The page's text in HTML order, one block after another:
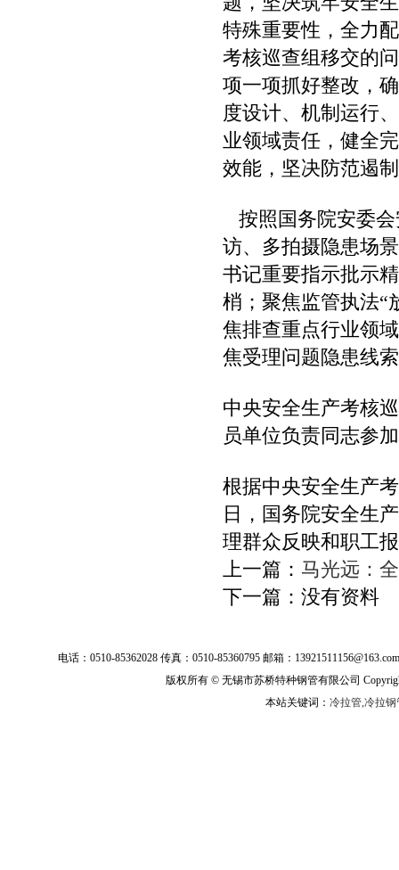
特殊重要性，全力
考核巡查组移交的
项一项抓好整改，
度设计、机制运行
业领域责任，健全
效能，坚决防范遏
按照国务院安委会
访、多拍摄隐患场
书记重要指示批示
梢；聚焦监管执法“
焦排查重点行业领
焦受理问题隐患线
中央安全生产考核
员单位负责同志参
根据中央安全生产
日，国务院安全生
理群众反映和职工
上一篇： 马光远：
下一篇：没有资料
电话：0510-85362028 传真：0510-85360795 邮箱：
版权所有 © 无锡市苏桥特种钢管有限公司
本站关键词： 冷拉管,冷拉